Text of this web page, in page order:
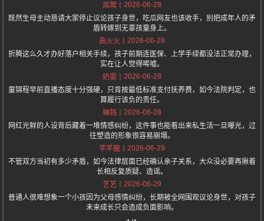
岚莺
2026-06-28
既然生母主动恳请大家停止议论孩子身世，吃瓜网友也该收手，别把成年人的矛
盾转嫁到无辜孩童身上。
高火火
2026-06-28
折腾这么久才办好落户相关手续，孩子前期连医保、上学手续都没法正常办理，
实在让人觉得唏嘘。
奶雯
2026-06-28
童锦程早前直播态度十分强硬，只肯按最低标准支付抚养费，如今法院判定，也
算履行该负的责任。
琳铛
2026-06-28
网红光鲜的人设背后藏着一堆情感纠纷，这件事也能看出来私生活一旦曝光，过
往塑造的形象很容易崩塌。
芊芊龍
2026-06-29
不管双方当初有多少矛盾，如今法律层面已经确认亲子关系，大众没必要再揪着
长相反复质疑、造谣。
艺艺
2026-06-29
普通人很难想象一个小孩因为父母感情纠纷，长期被全网围观议论身世，对孩子
未来成长只会造成负面影响。